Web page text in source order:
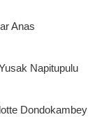
Anas
Napitupulu
Dondokambey